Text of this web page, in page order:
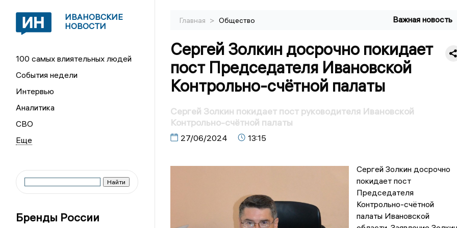
ИВАНОВСКИЕ
НОВОСТИ
100 самых влиятельных людей
События недели
Интервью
Аналитика
СВО
Бренды России
Главная > Общество Важная новость
Сергей Золкин досрочно покидает
пост Председателя Ивановской
Контрольно-счётной палаты
Сергей Золкин покидает пост руководителя Ивановской
Контрольно-счётной палаты
27/06/2024 13:15
Сергей Золкин досрочно
покидает пост
Председателя
Контрольно-счётной
палаты Ивановской